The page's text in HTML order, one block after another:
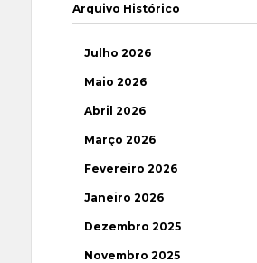
Arquivo Histórico
Julho 2026
Maio 2026
Abril 2026
Março 2026
Fevereiro 2026
Janeiro 2026
Dezembro 2025
Novembro 2025